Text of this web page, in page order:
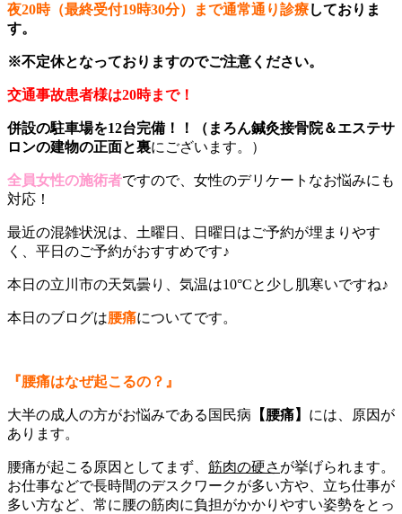
夜20時（最終受付19時30分）まで通常通り診療しておりま
す。
※不定休となっておりますのでご注意ください。
交通事故患者様は20時まで！
併設の駐車場を12台完備！！（まろん鍼灸接骨院＆エステサ
ロンの建物の正面と裏にございます。）
全員女性の施術者ですので、女性のデリケートなお悩みにも
対応！
最近の混雑状況は、土曜日、日曜日はご予約が埋まりやす
く、平日のご予約がおすすめです♪
本日の立川市の天気曇り、気温は10°Cと少し肌寒いですね♪
本日のブログは腰痛についてです。
『腰痛はなぜ起こるの？』
大半の成人の方がお悩みである国民病 【腰痛】 には、原因が
あります。
腰痛が起こる原因としてまず、 筋肉の硬さ が挙げられます。
お仕事などで長時間のデスクワークが多い方や、立ち仕事が
多い方など、常に腰の筋肉に負担がかかりやすい姿勢をとっ